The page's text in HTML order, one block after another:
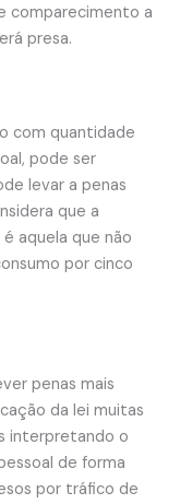
comparecimento a
presa.
com quantidade
pode ser
levar a penas
que a
aquela que não
por cinco
penas mais
da lei muitas
interpretando o
de forma
por tráfico de